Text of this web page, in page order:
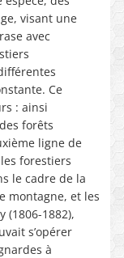
visant une
avec
Ce
: ainsi
forêts
ligne de
forestiers
le cadre de la
montagne, et les
(1806-1882),
s’opérer
à